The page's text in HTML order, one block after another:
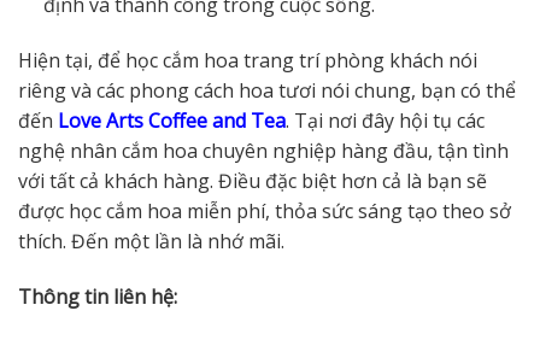
định và thành công trong cuộc sống.
Hiện tại, để học cắm hoa trang trí phòng khách nói
riêng và các phong cách hoa tươi nói chung, bạn có thể
đến Love Arts Coffee and Tea. Tại nơi đây hội tụ các
nghệ nhân cắm hoa chuyên nghiệp hàng đầu, tận tình
với tất cả khách hàng. Điều đặc biệt hơn cả là bạn sẽ
được học cắm hoa miễn phí, thỏa sức sáng tạo theo sở
thích. Đến một lần là nhớ mãi.
Thông tin liên hệ: